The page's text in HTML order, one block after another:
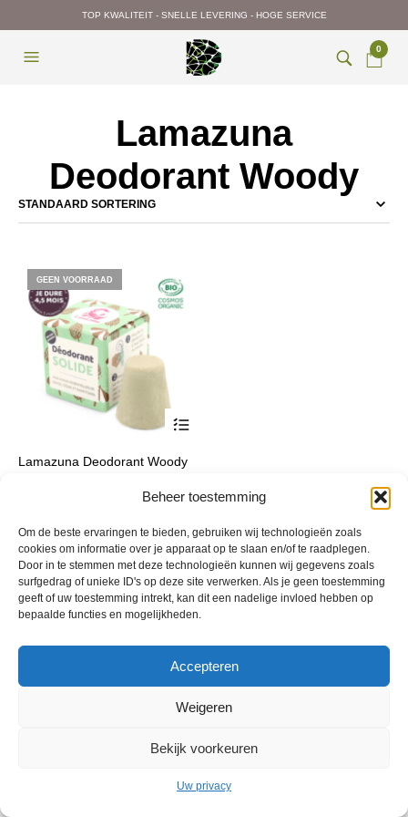
Beheer toestemming
Om de beste ervaringen te bieden, gebruiken wij technologieën zoals
cookies om informatie over je apparaat op te slaan en/of te raadplegen.
Door in te stemmen met deze technologieën kunnen wij gegevens zoals
surfgedrag of unieke ID's op deze site verwerken. Als je geen toestemming
geeft of uw toestemming intrekt, kan dit een nadelige invloed hebben op
bepaalde functies en mogelijkheden.
Accepteren
Weigeren
Bekijk voorkeuren
Uw privacy
TOP KWALITEIT - SNELLE LEVERING - HOGE SERVICE
0
Lamazuna
Deodorant Woody
GEEN VOORRAAD
Lamazuna Deodorant Woody